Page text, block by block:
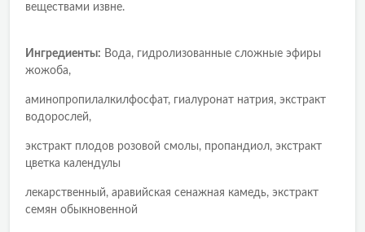
веществами извне.
Ингредиенты: Вода, гидролизованные сложные эфиры
жожоба,
аминопропилалкилфосфат, гиалуронат натрия, экстракт
водорослей,
экстракт плодов розовой смолы, пропандиол, экстракт
цветка календулы
лекарственный, аравийская сенажная камедь, экстракт
семян обыкновенной